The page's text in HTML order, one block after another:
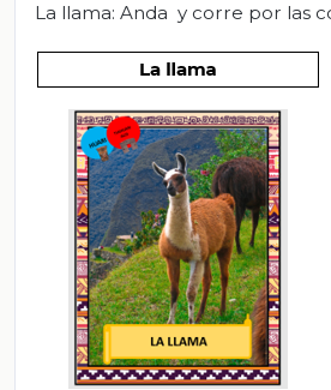
La llama: Anda y corre por las